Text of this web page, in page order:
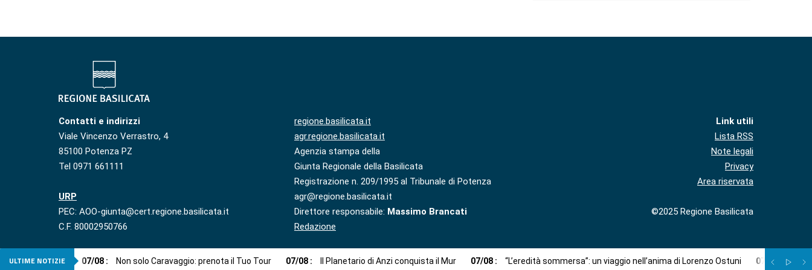
Contatti e indirizzi
Viale Vincenzo Verrastro, 4
85100 Potenza PZ
Tel 0971 661111
URP
PEC: AOO-giunta@cert.regione.basilicata.it
C.F. 80002950766
regione.basilicata.it
agr.regione.basilicata.it
Agenzia stampa della
Giunta Regionale della Basilicata
Registrazione n. 209/1995 al Tribunale di Potenza
agr@regione.basilicata.it
Direttore responsabile: Massimo Brancati
Redazione
Link utili
Lista RSS
Note legali
Privacy
Area riservata
©2025 Regione Basilicata
ULTIME NOTIZIE 07/08 : Non solo Caravaggio: prenota il Tuo Tour 07/08 : Il Planetario di Anzi conquista il Mur 07/08 : “L’eredità sommersa”: un viaggio nell’anima di Lorenzo Ostuni 07 08 Più